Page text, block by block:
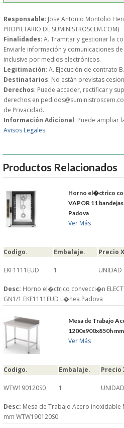
FACEBOOK
TWITTER
© 2026 SUMINISTROSCEM
TODOS LOS DERECHOS RESERVADOS
Responsable: Jose Antonio Montolio
PROPIETARIO DE SUMINISTROSCEM.COM)
Finalidades: A. Tramitar y gestionar la
Enviarle información y comunicaciones
inclusive por medios electrónicos.
Legitimación: A. Ejecución de contrato
Destinatarios: No están previstas
Derechos: Puede acceder, rectificar y
derechos en
de Privacidad.
Información Adicional: Puede ampliar
Avisos Legales.
Productos Relacionados
Horno el�ctrico
VAPOR 11
Padova
Ver Más
Codigo. Embalaje. Precio X
EKF1111EUD 1 UNIDAD
Desc: Horno el�ctrico convecci�n
GN1/1 EKF1111EUD L�nea Padova
Mesa de Trabajo
1200x900x850h
Ver Más
Codigo. Embalaje. Precio
WTW190120S0 1 UNIDAD
Desc: Mesa de Trabajo Acero inoxidable
mm WTW190120S0